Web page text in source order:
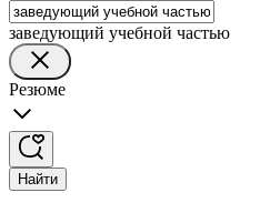
заведующий учебной частью
Резюме
Найти